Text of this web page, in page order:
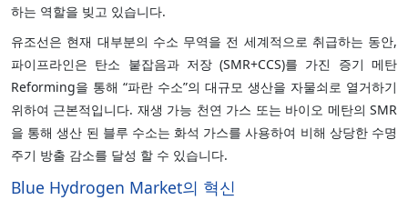
하는 역할을 빚고 있습니다.
유조선은 현재 대부분의 수소 무역을 전 세계적으로 취급하는 동안,
파이프라인은 탄소 붙잡음과 저장 (SMR+CCS)를 가진 증기 메탄
Reforming을 통해 “파란 수소”의 대규모 생산을 자물쇠로 열거하기
위하여 근본적입니다. 재생 가능 천연 가스 또는 바이오 메탄의 SMR
을 통해 생산 된 블루 수소는 화석 가스를 사용하여 비해 상당한 수명
주기 방출 감소를 달성 할 수 있습니다.
Blue Hydrogen Market의 혁신